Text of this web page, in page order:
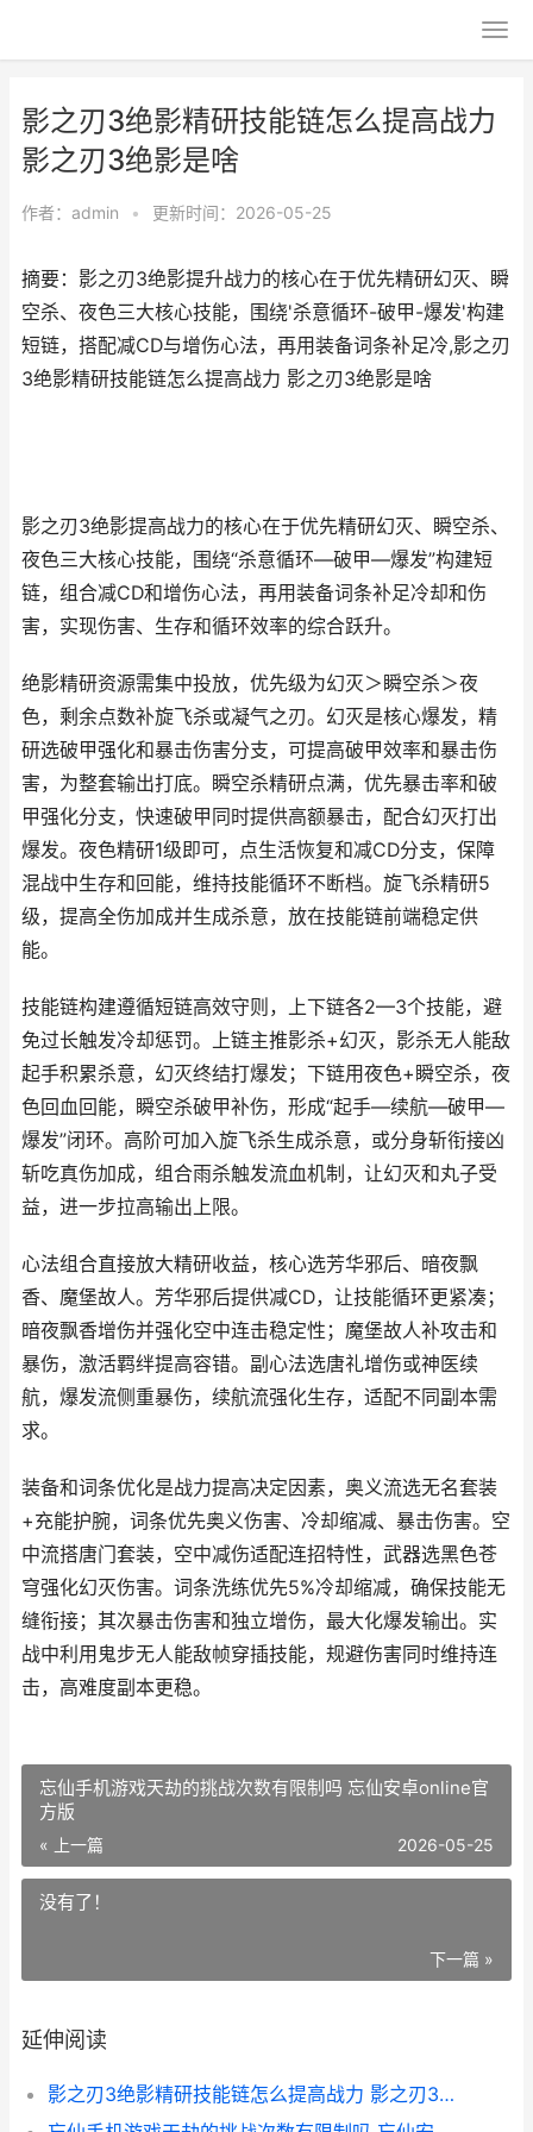
影之刃3绝影精研技能链怎么提高战力
影之刃3绝影是啥
作者： admin • 更新时间：2026-05-25
摘要：影之刃3绝影提升战力的核心在于优先精研幻灭、瞬
空杀、夜色三大核心技能，围绕'杀意循环-破甲-爆发'构建
短链，搭配减CD与增伤心法，再用装备词条补足冷,影之刃
3绝影精研技能链怎么提高战力 影之刃3绝影是啥
影之刃3绝影提高战力的核心在于优先精研幻灭、瞬空杀、
夜色三大核心技能，围绕“杀意循环—破甲—爆发”构建短
链，组合减CD和增伤心法，再用装备词条补足冷却和伤
害，实现伤害、生存和循环效率的综合跃升。
绝影精研资源需集中投放，优先级为幻灭＞瞬空杀＞夜
色，剩余点数补旋飞杀或凝气之刃。幻灭是核心爆发，精
研选破甲强化和暴击伤害分支，可提高破甲效率和暴击伤
害，为整套输出打底。瞬空杀精研点满，优先暴击率和破
甲强化分支，快速破甲同时提供高额暴击，配合幻灭打出
爆发。夜色精研1级即可，点生活恢复和减CD分支，保障
混战中生存和回能，维持技能循环不断档。旋飞杀精研5
级，提高全伤加成并生成杀意，放在技能链前端稳定供
能。
技能链构建遵循短链高效守则，上下链各2—3个技能，避
免过长触发冷却惩罚。上链主推影杀+幻灭，影杀无人能敌
起手积累杀意，幻灭终结打爆发；下链用夜色+瞬空杀，夜
色回血回能，瞬空杀破甲补伤，形成“起手—续航—破甲—
爆发”闭环。高阶可加入旋飞杀生成杀意，或分身斩衔接凶
斩吃真伤加成，组合雨杀触发流血机制，让幻灭和丸子受
益，进一步拉高输出上限。
心法组合直接放大精研收益，核心选芳华邪后、暗夜飘
香、魔堡故人。芳华邪后提供减CD，让技能循环更紧凑；
暗夜飘香增伤并强化空中连击稳定性；魔堡故人补攻击和
暴伤，激活羁绊提高容错。副心法选唐礼增伤或神医续
航，爆发流侧重暴伤，续航流强化生存，适配不同副本需
求。
装备和词条优化是战力提高决定因素，奥义流选无名套装
+充能护腕，词条优先奥义伤害、冷却缩减、暴击伤害。空
中流搭唐门套装，空中减伤适配连招特性，武器选黑色苍
穹强化幻灭伤害。词条洗练优先5%冷却缩减，确保技能无
缝衔接；其次暴击伤害和独立增伤，最大化爆发输出。实
战中利用鬼步无人能敌帧穿插技能，规避伤害同时维持连
击，高难度副本更稳。
忘仙手机游戏天劫的挑战次数有限制吗 忘仙安卓online官
方版
« 上一篇 2026-05-25
没有了！
下一篇 »
延伸阅读
影之刃3绝影精研技能链怎么提高战力 影之刃3绝影是啥